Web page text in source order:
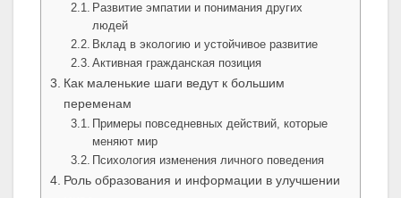
Развитие эмпатии и понимания других
людей
Вклад в экологию и устойчивое развитие
Активная гражданская позиция
Как маленькие шаги ведут к большим
переменам
Примеры повседневных действий, которые
меняют мир
Психология изменения личного поведения
Роль образования и информации в улучшении